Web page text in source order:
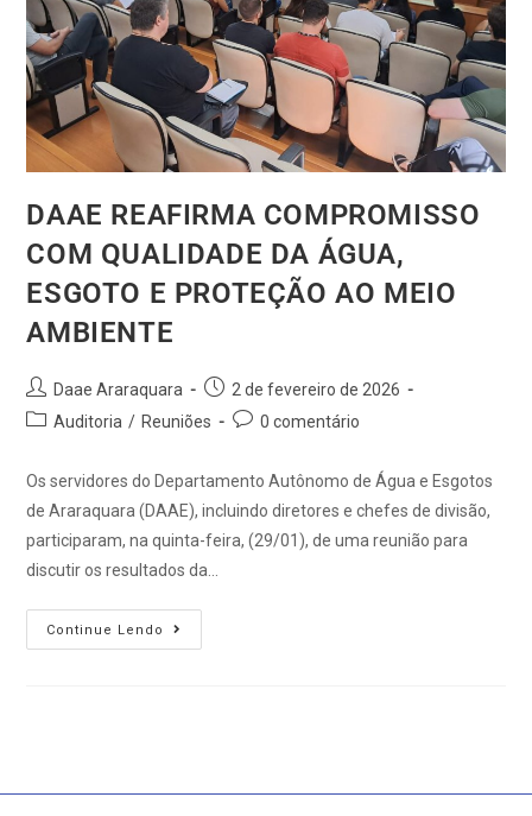
DAAE REAFIRMA COMPROMISSO
COM QUALIDADE DA ÁGUA,
ESGOTO E PROTEÇÃO AO MEIO
AMBIENTE
Daae Araraquara
2 de fevereiro de 2026
Auditoria / Reuniões 0 comentário
Os servidores do Departamento Autônomo de Água e Esgotos
de Araraquara (DAAE), incluindo diretores e chefes de divisão,
participaram, na quinta-feira, (29/01), de uma reunião para
discutir os resultados da…
Continue Lendo